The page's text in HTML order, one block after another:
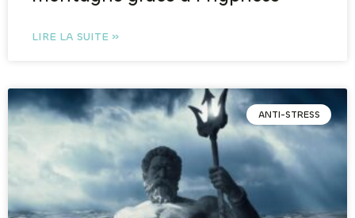
LIRE LA SUITE »
ANTI-STRESS